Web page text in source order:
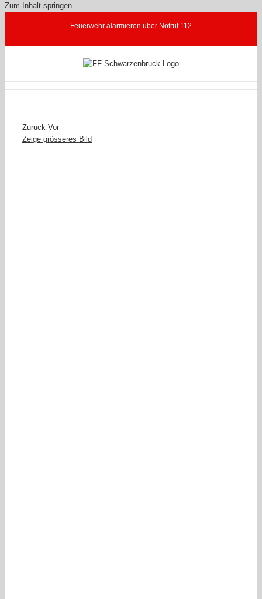
Zum Inhalt springen
Feuerwehr alarmieren über Notruf 112
Zurück Vor
Zeige grösseres Bild